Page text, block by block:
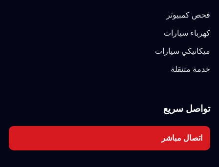
فحص كمبيوتر
كهرباء سيارات
ميكانيكي سيارات
خدمة متنقلة
تواصل سريع
اتصال مباشر